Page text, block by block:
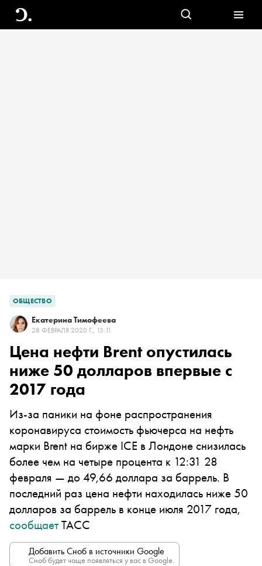
ОБЩЕСТВО
Екатерина Тимофеева
28 ФЕВРАЛЯ 2020 Г., 13:11
Цена нефти Brent опустилась
ниже 50 долларов впервые с
2017 года
Из-за паники на фоне распространения
коронавируса стоимость фьючерса на нефть
марки Brent на бирже ICE в Лондоне снизилась
более чем на четыре процента к 12:31 28
февраля — до 49,66 доллара за баррель. В
последний раз цена нефти находилась ниже 50
долларов за баррель в конце июля 2017 года,
сообщаетТАСС
Добавить Сноб в источники Google
Сноб будет чаще появляться у вас в Google.